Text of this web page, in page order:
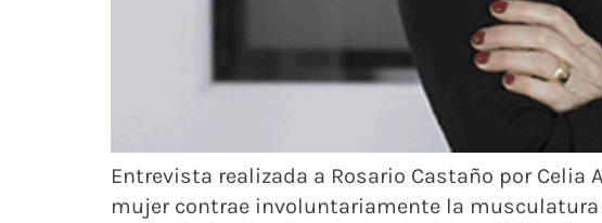
Entrevista realizada a Rosario Castaño por Celia
mujer contrae involuntariamente la musculatura